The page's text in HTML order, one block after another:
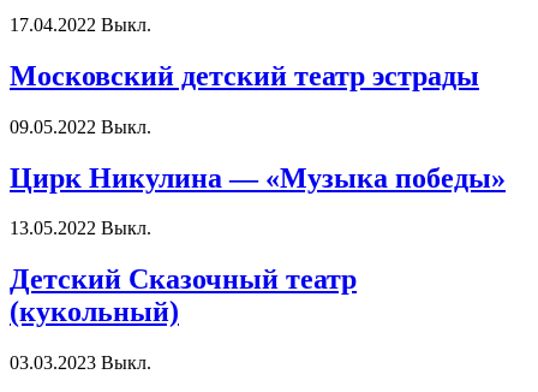
17.04.2022 Выкл.
Московский детский театр эстрады
09.05.2022 Выкл.
Цирк Никулина — «Музыка победы»
13.05.2022 Выкл.
Детский Сказочный театр
(кукольный)
03.03.2023 Выкл.